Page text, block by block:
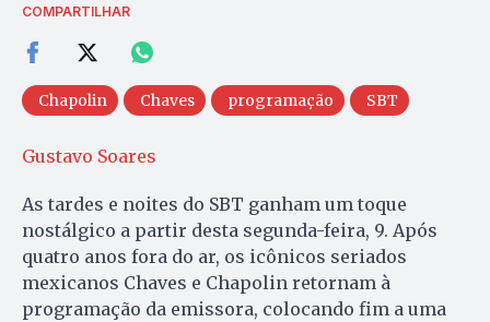
COMPARTILHAR
Chapolin Chaves programação SBT
Gustavo Soares
As tardes e noites do SBT ganham um toque
nostálgico a partir desta segunda-feira, 9. Após
quatro anos fora do ar, os icônicos seriados
mexicanos Chaves e Chapolin retornam à
programação da emissora, colocando fim a uma